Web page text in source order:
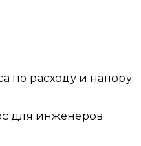
по расходу и напору
для инженеров